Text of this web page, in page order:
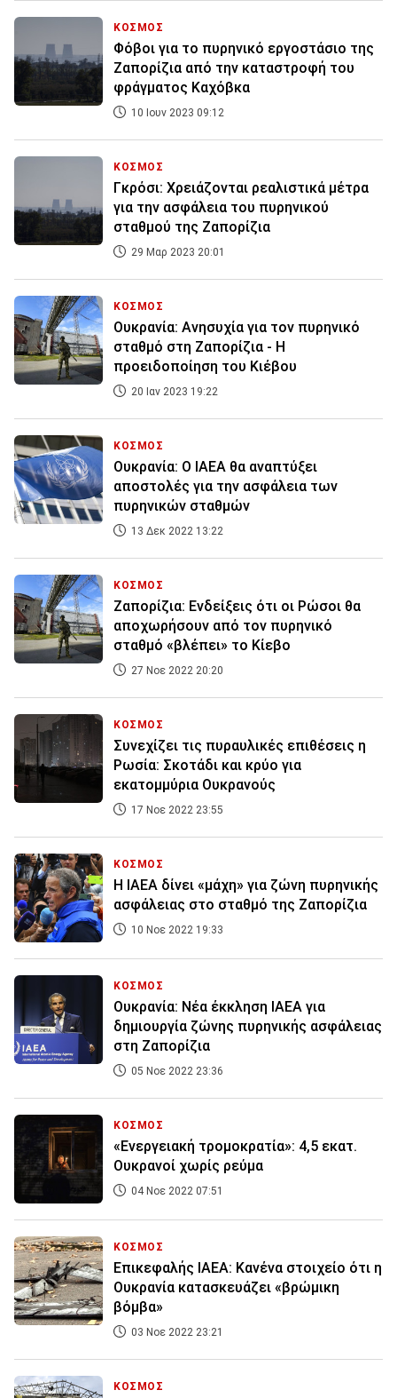
ΚΟΣΜΟΣ
Φόβοι για το πυρηνικό εργοστάσιο της
Ζαπορίζια από την καταστροφή του
φράγματος Καχόβκα
10 Ιουν 2023 09:12
ΚΟΣΜΟΣ
Γκρόσι: Χρειάζονται ρεαλιστικά μέτρα
για την ασφάλεια του πυρηνικού
σταθμού της Ζαπορίζια
29 Μαρ 2023 20:01
ΚΟΣΜΟΣ
Ουκρανία: Ανησυχία για τον πυρηνικό
σταθμό στη Ζαπορίζια - Η
προειδοποίηση του Κιέβου
20 Ιαν 2023 19:22
ΚΟΣΜΟΣ
Ουκρανία: Ο IAEA θα αναπτύξει
αποστολές για την ασφάλεια των
πυρηνικών σταθμών
13 Δεκ 2022 13:22
ΚΟΣΜΟΣ
Ζαπορίζια: Ενδείξεις ότι οι Ρώσοι θα
αποχωρήσουν από τον πυρηνικό
σταθμό «βλέπει» το Κίεβο
27 Νοε 2022 20:20
ΚΟΣΜΟΣ
Συνεχίζει τις πυραυλικές επιθέσεις η
Ρωσία: Σκοτάδι και κρύο για
εκατομμύρια Ουκρανούς
17 Νοε 2022 23:55
ΚΟΣΜΟΣ
Η ΙΑΕΑ δίνει «μάχη» για ζώνη πυρηνικής
ασφάλειας στο σταθμό της Ζαπορίζια
10 Νοε 2022 19:33
ΚΟΣΜΟΣ
Ουκρανία: Νέα έκκληση ΙΑΕΑ για
δημιουργία ζώνης πυρηνικής ασφάλειας
στη Ζαπορίζια
05 Νοε 2022 23:36
ΚΟΣΜΟΣ
«Ενεργειακή τρομοκρατία»: 4,5 εκατ.
Ουκρανοί χωρίς ρεύμα
04 Νοε 2022 07:51
ΚΟΣΜΟΣ
Επικεφαλής ΙΑΕΑ: Κανένα στοιχείο ότι η
Ουκρανία κατασκευάζει «βρώμικη
βόμβα»
03 Νοε 2022 23:21
ΚΟΣΜΟΣ